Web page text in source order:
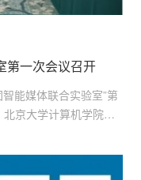
第一次会议召开
能媒体联合实验室”第
京大学计算机学院副
副总裁杜宏，火山引
席了会议。会议围绕